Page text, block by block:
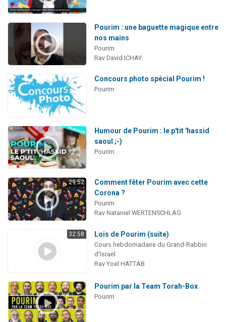
Pourim : une baguette magique entre
nos mains
Pourim
Rav David ICHAY
Concours photo spécial Pourim !
Pourim
Humour de Pourim : le p'tit 'hassid
saoul ;-)
Pourim
29:52
Comment fêter Pourim avec cette
Corona ?
Pourim
Rav Nataniel WERTENSCHLAG
32:58 Lois de Pourim (suite)
Cours hebdomadaire du Grand-Rabbin
d'Israël
Rav Yoel HATTAB
Pourim par la Team Torah-Box
Pourim